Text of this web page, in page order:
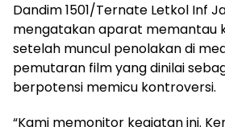
Dandim 1501/Ternate Letkol Inf
mengatakan aparat memantau
setelah muncul penolakan di
pemutaran film yang dinilai
berpotensi memicu kontroversi.
“Kami memonitor kegiatan ini.